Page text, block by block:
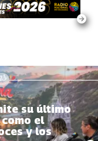
su último
el
y los